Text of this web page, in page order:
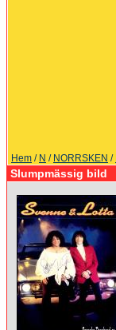
Hem / N / NORRSKEN /
Slumpmässig bild